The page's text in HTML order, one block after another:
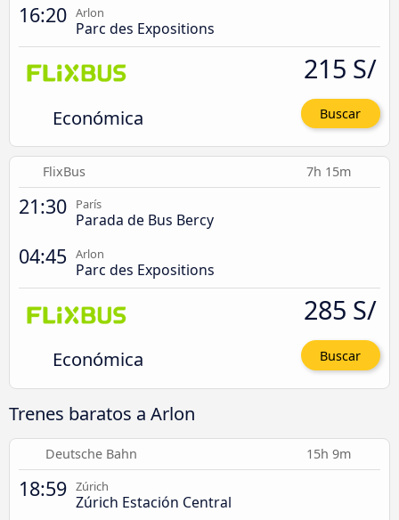
16:20 Arlon
Parc des Expositions
Económica
215 S/
Buscar
FlixBus 7h 15m
21:30 París
Parada de Bus Bercy
04:45 Arlon
Parc des Expositions
Económica
285 S/
Buscar
Trenes baratos a Arlon
Deutsche Bahn 15h 9m
18:59 Zúrich
Zúrich Estación Central